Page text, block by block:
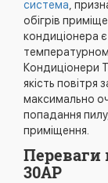
система ,
обігрів
кондиціонера
Кондиціонери
якість повітря
максимально
попадання
приміщення.
Переваги
30AP